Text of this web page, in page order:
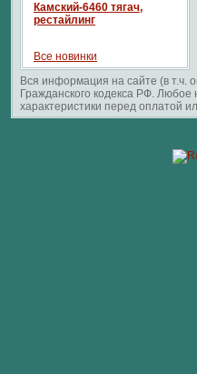
Камский-6460 тягач,
рестайлинг
Все новинки
Вся информация на сайте (в т.ч.
Гражданского кодекса РФ.
характеристики перед оплатой